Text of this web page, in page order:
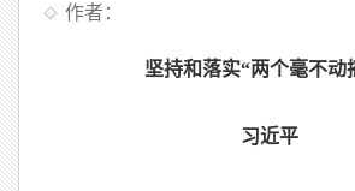
作者：
坚持和落实“两个毫不
习近平